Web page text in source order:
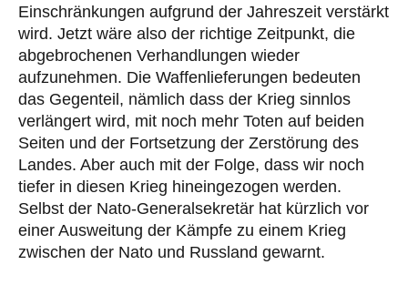
Einschränkungen aufgrund der Jahreszeit verstärkt
wird. Jetzt wäre also der richtige Zeitpunkt, die
abgebrochenen Verhandlungen wieder
aufzunehmen. Die Waffenlieferungen bedeuten
das Gegenteil, nämlich dass der Krieg sinnlos
verlängert wird, mit noch mehr Toten auf beiden
Seiten und der Fortsetzung der Zerstörung des
Landes. Aber auch mit der Folge, dass wir noch
tiefer in diesen Krieg hineingezogen werden.
Selbst der Nato-Generalsekretär hat kürzlich vor
einer Ausweitung der Kämpfe zu einem Krieg
zwischen der Nato und Russland gewarnt.